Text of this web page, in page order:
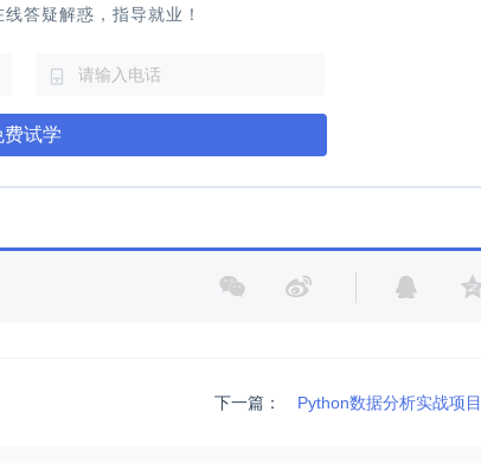
答疑解惑，指导就业！
费试学
下一篇： Python数据分析实战项